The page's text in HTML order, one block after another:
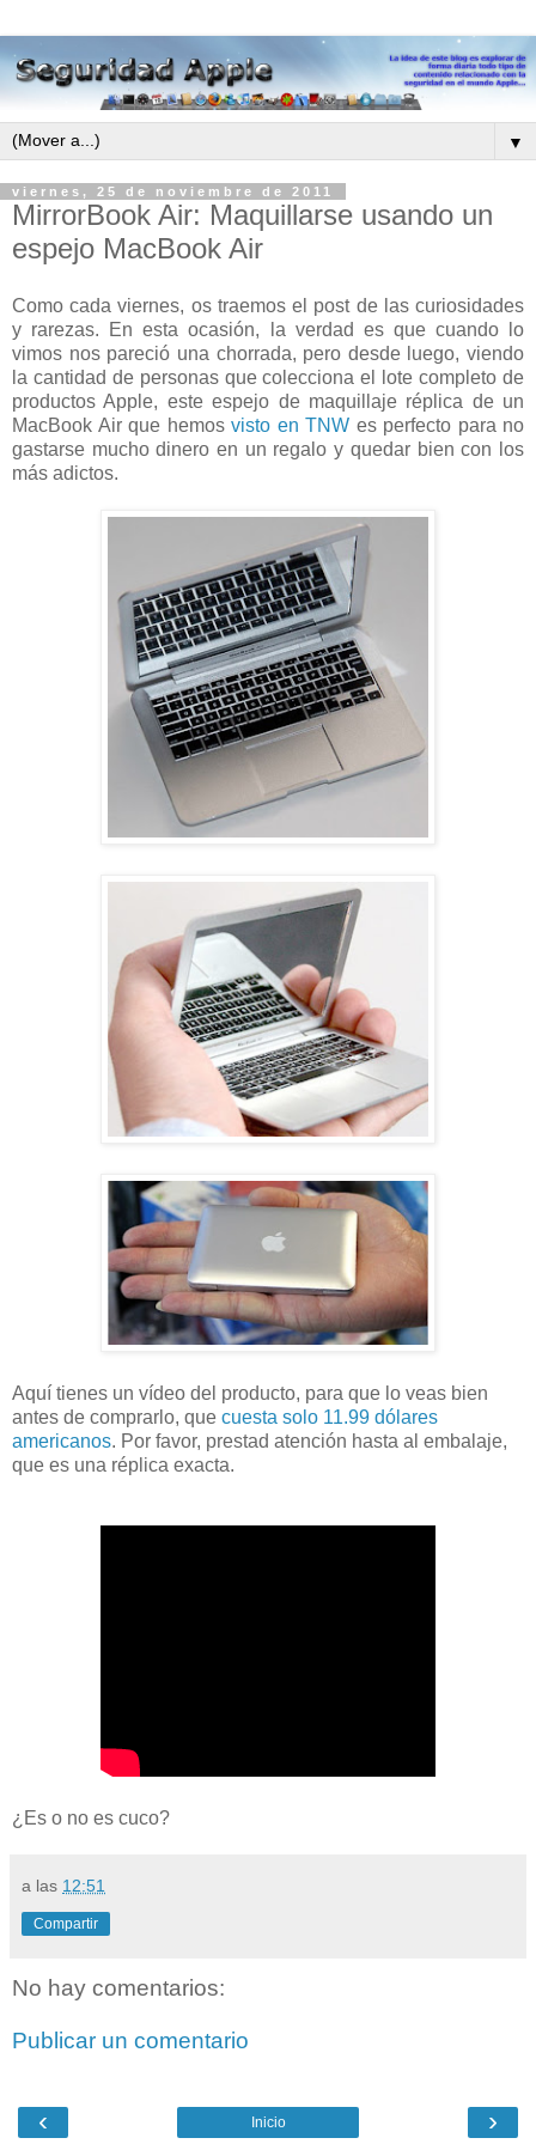
▼
viernes, 25 de noviembre de 2011
MirrorBook Air: Maquillarse usando un
espejo MacBook Air
Como cada viernes, os traemos el post de las curiosidades
y rarezas. En esta ocasión, la verdad es que cuando lo
vimos nos pareció una chorrada, pero desde luego, viendo
la cantidad de personas que colecciona el lote completo de
productos Apple, este espejo de maquillaje réplica de un
MacBook Air que hemos visto en TNW es perfecto para no
gastarse mucho dinero en un regalo y quedar bien con los
más adictos.
Aquí tienes un vídeo del producto, para que lo veas bien
antes de comprarlo, que cuesta solo 11.99 dólares
americanos. Por favor, prestad atención hasta al embalaje,
que es una réplica exacta.
¿Es o no es cuco?
a las 12:51
Compartir
No hay comentarios:
Publicar un comentario
‹ ›
Inicio